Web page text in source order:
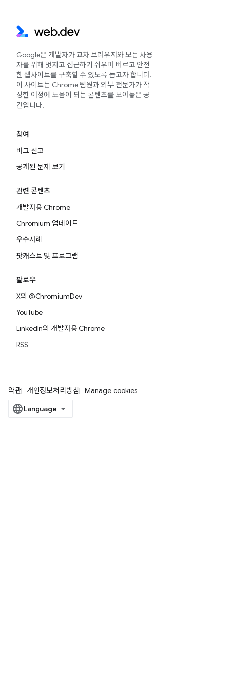
Google은 개발자가 교차 브라우저와 모든 사용
자를 위해 멋지고 접근하기 쉬우며 빠르고 안전
한 웹사이트를 구축할 수 있도록 돕고자 합니다.
이 사이트는 Chrome 팀원과 외부 전문가가 작
성한 여정에 도움이 되는 콘텐츠를 모아놓은 공
간입니다.
참여
버그 신고
공개된 문제 보기
관련 콘텐츠
개발자용 Chrome
Chromium 업데이트
우수사례
팟캐스트 및 프로그램
팔로우
X의 @ChromiumDev
YouTube
LinkedIn의 개발자용 Chrome
RSS
약관 개인정보처리방침 Manage cookies